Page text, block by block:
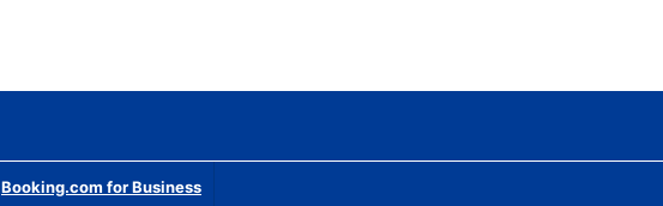
Booking.com for Business